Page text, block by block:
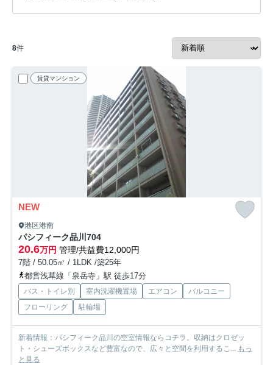
8件
賃貸マンション
NEW
港区港南
パシフィーク品川 704
20.6万円 管理/共益費12,000円
7階 / 50.05㎡ / 1LDK /築25年
都営浅草線「泉岳寺」駅 徒歩17分
バス・トイレ別 室内洗濯機置場 エアコン
バルコニー
フローリング
駐輪場
新着情報：パシフィーク品川の空室情報ならコチラ。収納はクロゼッ
ト・シューズボックスなど豊富なので、広々と空間を利用するこ... もっ
と見る